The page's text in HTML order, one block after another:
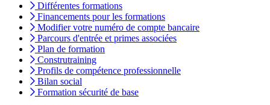
Différentes formations
Financements pour les formations
Modifier votre numéro de compte bancaire
Parcours d'entrée et primes associées
Plan de formation
Construtraining
Profils de compétence professionnelle
Bilan social
Formation sécurité de base